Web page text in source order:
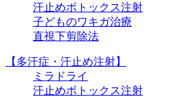
汗止めボトックス注射
子どものワキガ治療
直視下剪除法
【多汗症・汗止め注射】
ミラドライ
汗止めボトックス注射